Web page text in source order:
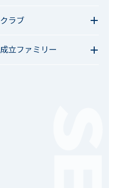
成立祭（文化祭）
夏フェス
クラブ
軟式野球
成立ファミリー